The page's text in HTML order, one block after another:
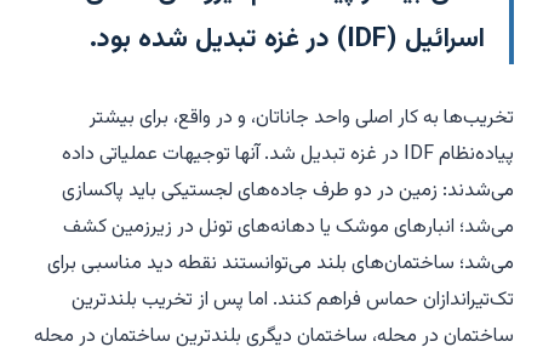
اسرائیل (IDF) در غزه تبدیل شده بود.
تخریب‌ها به کار اصلی واحد جاناتان، و در واقع، برای بیشتر
پیاده‌نظام IDF در غزه تبدیل شد. آنها توجیهات عملیاتی داده
می‌شدند: زمین در دو طرف جاده‌های لجستیکی باید پاکسازی
می‌شد؛ انبارهای موشک یا دهانه‌های تونل در زیرزمین کشف
می‌شد؛ ساختمان‌های بلند می‌توانستند نقطه دید مناسبی برای
تک‌تیراندازان حماس فراهم کنند. اما پس از تخریب بلندترین
ساختمان در محله، ساختمان دیگری بلندترین ساختمان در محله